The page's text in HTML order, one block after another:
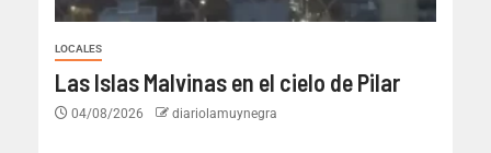
LOCALES
Las Islas Malvinas en el cielo de Pilar
04/08/2026 diariolamuynegra